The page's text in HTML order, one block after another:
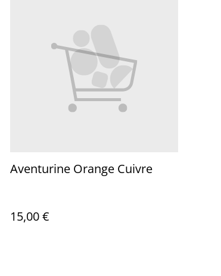
Aventurine Orange Cuivre
15,00 €